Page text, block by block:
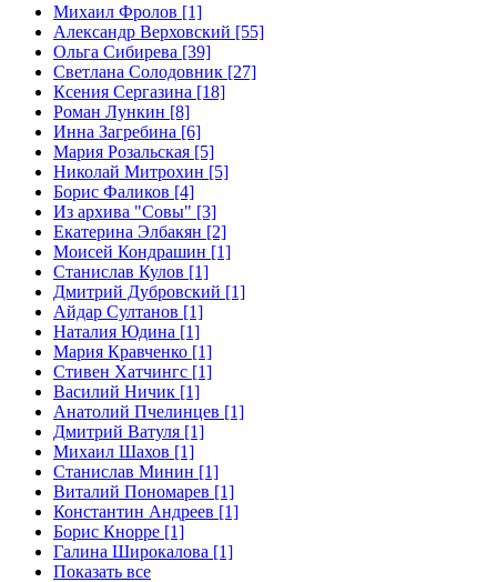
Михаил Фролов [1]
Александр Верховский [55]
Ольга Сибирева [39]
Светлана Солодовник [27]
Ксения Сергазина [18]
Роман Лункин [8]
Инна Загребина [6]
Мария Розальская [5]
Николай Митрохин [5]
Борис Фаликов [4]
Из архива "Совы" [3]
Екатерина Элбакян [2]
Моисей Кондрашин [1]
Станислав Кулов [1]
Дмитрий Дубровский [1]
Айдар Султанов [1]
Наталия Юдина [1]
Мария Кравченко [1]
Стивен Хатчингс [1]
Василий Ничик [1]
Анатолий Пчелинцев [1]
Дмитрий Ватуля [1]
Михаил Шахов [1]
Станислав Минин [1]
Виталий Пономарев [1]
Константин Андреев [1]
Борис Кнорре [1]
Галина Широкалова [1]
Показать все